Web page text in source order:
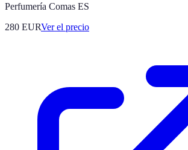
Perfumería Comas ES
280 EURVer el precio